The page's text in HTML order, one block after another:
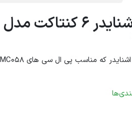
بلوک ترمینال اشنایدر 6 کنتاکت مدل